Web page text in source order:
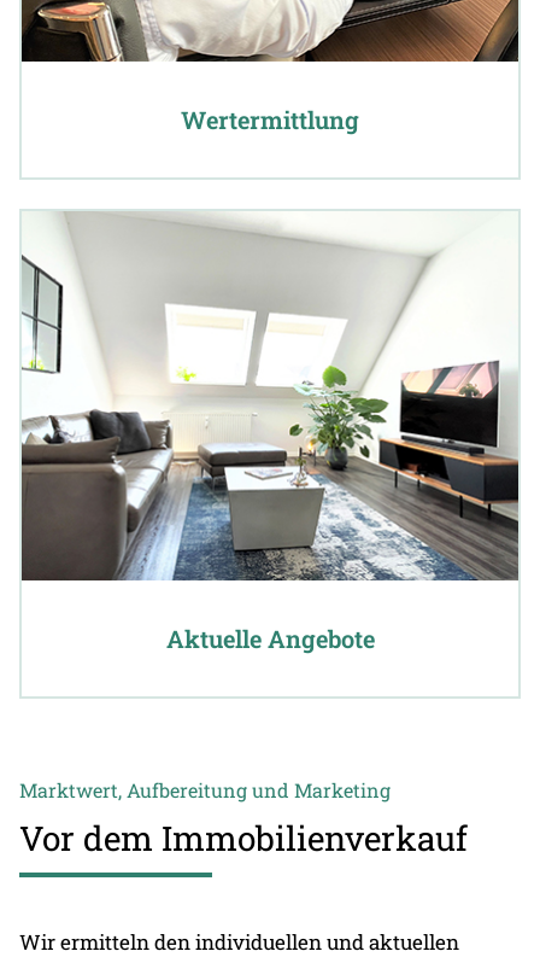
Wertermittlung
Aktuelle Angebote
Vor dem Immobilienverkauf
Marktwert, Aufbereitung und Marketing
Wir ermitteln den individuellen und aktuellen